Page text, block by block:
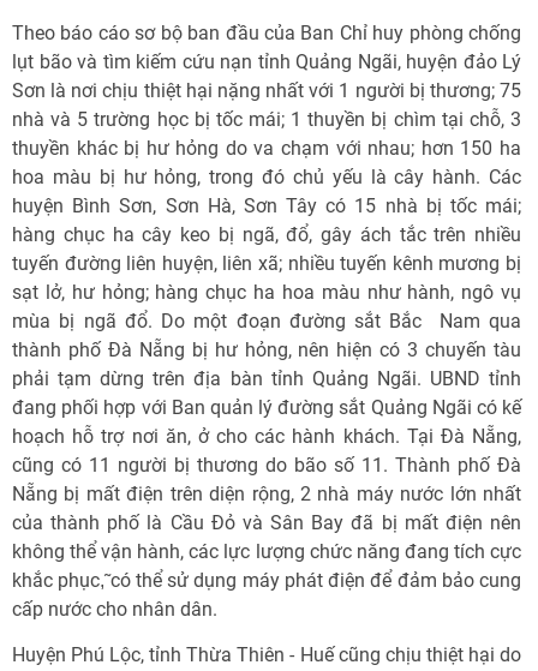
Theo báo cáo sơ bộ ban đầu của Ban Chỉ huy phòng chống
lụt bão và tìm kiếm cứu nạn tỉnh Quảng Ngãi, huyện đảo Lý
Sơn là nơi chịu thiệt hại nặng nhất với 1 người bị thương; 75
nhà và 5 trường học bị tốc mái; 1 thuyền bị chìm tại chỗ, 3
thuyền khác bị hư hỏng do va chạm với nhau; hơn 150 ha
hoa màu bị hư hỏng, trong đó chủ yếu là cây hành. Các
huyện Bình Sơn, Sơn Hà, Sơn Tây có 15 nhà bị tốc mái;
hàng chục ha cây keo bị ngã, đổ, gây ách tắc trên nhiều
tuyến đường liên huyện, liên xã; nhiều tuyến kênh mương bị
sạt lở, hư hỏng; hàng chục ha hoa màu như hành, ngô vụ
mùa bị ngã đổ. Do một đoạn đường sắt Bắc  Nam qua
thành phố Đà Nẵng bị hư hỏng, nên hiện có 3 chuyến tàu
phải tạm dừng trên địa bàn tỉnh Quảng Ngãi. UBND tỉnh
đang phối hợp với Ban quản lý đường sắt Quảng Ngãi có kế
hoạch hỗ trợ nơi ăn, ở cho các hành khách. Tại Đà Nẵng,
cũng có 11 người bị thương do bão số 11. Thành phố Đà
Nẵng bị mất điện trên diện rộng, 2 nhà máy nước lớn nhất
của thành phố là Cầu Đỏ và Sân Bay đã bị mất điện nên
không thể vận hành, các lực lượng chức năng đang tích cực
khắc phục,̃ có thể sử dụng máy phát điện để đảm bảo cung
cấp nước cho nhân dân.
Huyện Phú Lộc, tỉnh Thừa Thiên - Huế cũng chịu thiệt hại do